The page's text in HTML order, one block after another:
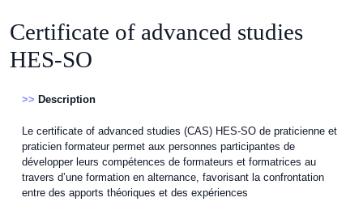
Certificate of advanced studies
HES-SO
>> Description
Le certificate of advanced studies (CAS) HES-SO de praticienne et
praticien formateur permet aux personnes participantes de
développer leurs compétences de formateurs et formatrices au
travers d’une formation en alternance, favorisant la confrontation
entre des apports théoriques et des expériences